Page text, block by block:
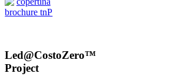
Led@CostoZero™
Project